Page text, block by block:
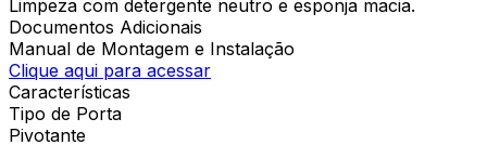
Limpeza com detergente neutro e esponja macia.
Documentos Adicionais
Manual de Montagem e Instalação
Clique aqui para acessar
Características
Tipo de Porta
Pivotante